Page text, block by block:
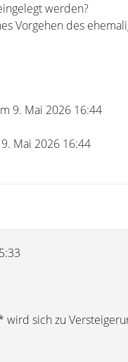
werden?
Vorgehen des
9. Mai 2026 16:44
Mai 2026 16:44
sich zu